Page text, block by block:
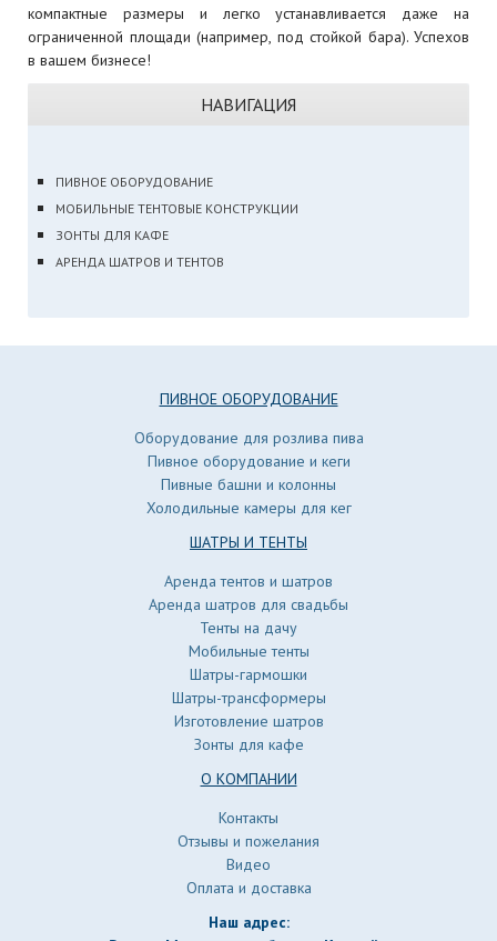
компактные размеры и легко устанавливается даже на
ограниченной площади (например, под стойкой бара). Успехов
в вашем бизнесе!
НАВИГАЦИЯ
ПИВНОЕ ОБОРУДОВАНИЕ
МОБИЛЬНЫЕ ТЕНТОВЫЕ КОНСТРУКЦИИ
ЗОНТЫ ДЛЯ КАФЕ
АРЕНДА ШАТРОВ И ТЕНТОВ
ПИВНОЕ ОБОРУДОВАНИЕ
Оборудование для розлива пива
Пивное оборудование и кеги
Пивные башни и колонны
Холодильные камеры для кег
ШАТРЫ И ТЕНТЫ
Аренда тентов и шатров
Аренда шатров для свадьбы
Тенты на дачу
Мобильные тенты
Шатры-гармошки
Шатры-трансформеры
Изготовление шатров
Зонты для кафе
О КОМПАНИИ
Контакты
Отзывы и пожелания
Видео
Оплата и доставка
Наш адрес: